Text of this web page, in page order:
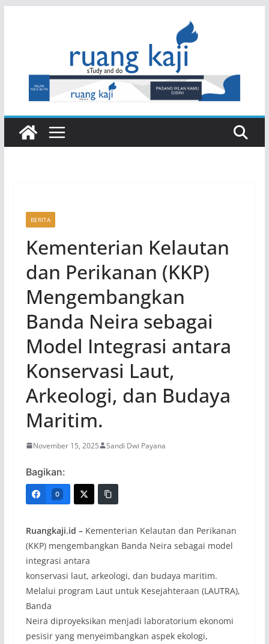
BERITA
Kementerian Kelautan
dan Perikanan (KKP)
Mengembangkan
Banda Neira sebagai
Model Integrasi antara
Konservasi Laut,
Arkeologi, dan Budaya
Maritim.
November 15, 2025 Sandi Dwi Payana
Bagikan:
0
Ruangkaji.id –Kementerian Kelautan dan Perikanan
(KKP) mengembangkan Banda Neira sebagai model
integrasi antara
konservasi laut, arkeologi, dan budaya maritim.
Melalui program Laut untuk Kesejahteraan (LAUTRA),
Banda
Neira diproyeksikan menjadi laboratorium ekonomi
pesisir yang menyeimbangkan aspek ekologi,